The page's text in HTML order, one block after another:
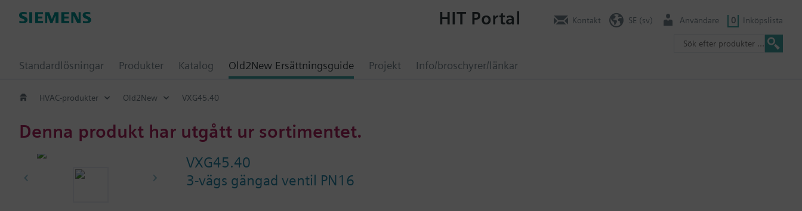
Standardlösningar Produkter Katalog Old2New Ersättningsguide Projekt Info/broschyrer/länkar
HIT Portal Kontakt SE (sv) Användare 0 Inköpslista
HVAC-produkter Old2New VXG45.40
Denna produkt har utgått ur sortimentet.
VXG45.40
3-vägs gängad ventil PN16